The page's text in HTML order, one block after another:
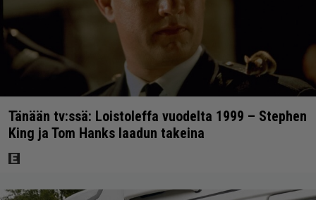
Tänään tv:ssä: Loistoleffa vuodelta 1999 – Stephen
King ja Tom Hanks laadun takeina